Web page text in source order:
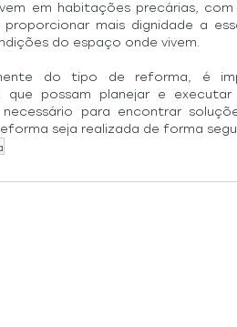
em habitações precárias,
mais dignidade a
do espaço onde vivem.
do tipo de reforma, é
que possam planejar e
necessário para encontrar
seja realizada de forma